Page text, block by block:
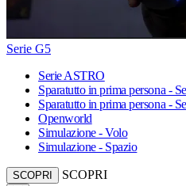
Serie G5
Serie ASTRO
Sparatutto in prima persona -
Sparatutto in prima persona -
Openworld
Simulazione - Volo
Simulazione - Spazio
SCOPRI SCOPRI